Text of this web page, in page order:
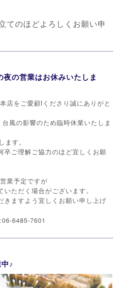
てのほどよろしくお願い申
の営業はお休みいたしま
店をご愛顧lくださり誠にありがと
風の影響のため臨時休業いたしま
ます。
卒ご理解ご協力のほど宜しくお願
業予定ですが
ただく場合がございます。
きますよう宜しくお願い申し上げ
6485-7601
♪